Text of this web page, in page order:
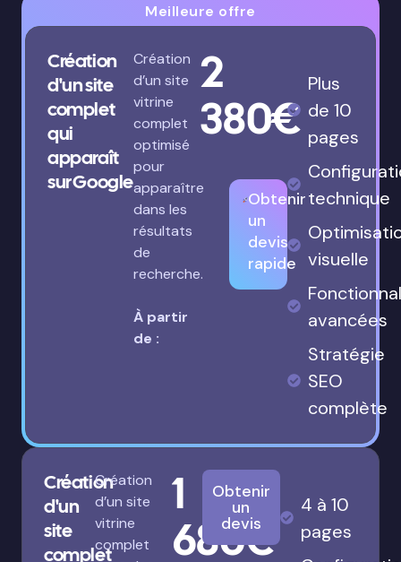
Meilleure offre
Création
d'un site
complet
qui
apparaît
sur Google
Création
d’un site
vitrine
complet
optimisé
pour
apparaître
dans les
résultats
de
recherche.
À partir
de :
2
380€
Obtenir
un
devis
rapide
Plus
de 10
pages
technique
visuelle
avancées
Stratégie
SEO
complète
Création
d'un
site
complet
Création
d’un site
vitrine
complet
1
680€
Obtenir
un
devis
4 à 10
pages